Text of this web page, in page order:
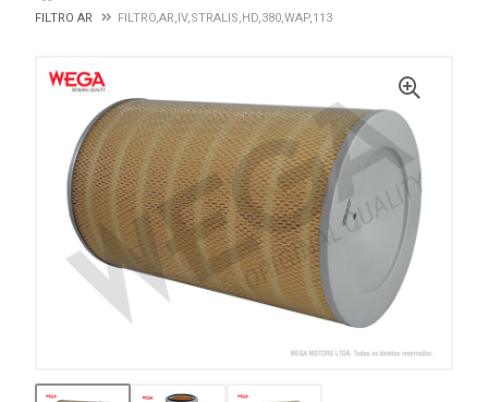
FILTRO AR
FILTRO,AR,IV,STRALIS,HD,380,WAP,113